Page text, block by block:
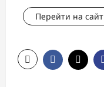
Перейти на сайт